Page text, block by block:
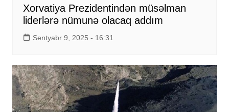
Xorvatiya Prezidentindən müsəlman
liderlərə nümunə olacaq addım
Sentyabr 9, 2025 - 16:31